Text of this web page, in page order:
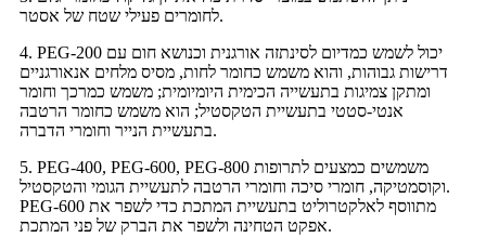
לחומרים פעילי שטח של אסטר.
4. PEG-200 יכול לשמש כמדיום לסינתזה אורגנית וכנושא חום עם
דרישות גבוהות, והוא משמש כחומר לחות, מסיס מלחים אנאורגניים
ומתקן צמיגות בתעשייה הכימית היומיומית; משמש כמרכך וחומר
אנטי-סטטי בתעשיית הטקסטיל; הוא משמש כחומר הרטבה
בתעשיית הנייר וחומרי הדברה.
5. PEG-400, PEG-600, PEG-800 משמשים כמצעים לתרופות
וקוסמטיקה, חומרי סיכה וחומרי הרטבה לתעשיית הגומי והטקסטיל.
PEG-600 מתווסף לאלקטרוליט בתעשיית המתכת כדי לשפר את
אפקט הטחינה ולשפר את הברק של פני המתכת.